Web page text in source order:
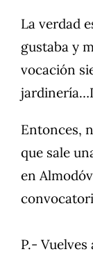
La verdad
gustaba y
vocación
Entonces,
que sale
en
P.-